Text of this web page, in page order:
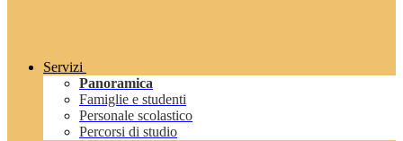
Servizi
Panoramica
Famiglie e studenti
Personale scolastico
Percorsi di studio